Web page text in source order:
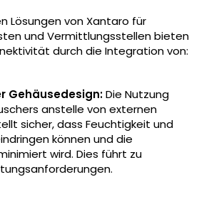
Lösungen von Xantaro für
und Vermittlungsstellen bieten
durch die Integration von:
Gehäusedesign:Die Nutzung
anstelle von externen
sicher, dass Feuchtigkeit und
können und die
wird. Dies führt zu